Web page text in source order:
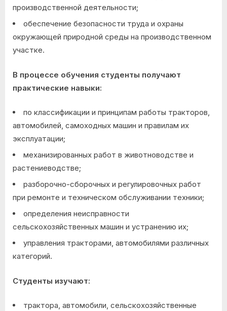
производственной деятельности;
обеспечение безопасности труда и охраны
окружающей природной среды на производственном
участке.
В процессе обучения студенты получают
практические навыки:
по классификации и принципам работы тракторов,
автомобилей, самоходных машин и правилам их
эксплуатации;
механизированных работ в животноводстве и
растениеводстве;
разборочно-сборочных и регулировочных работ
при ремонте и техническом обслуживании техники;
определения неисправности
сельскохозяйственных машин и устранению их;
управления тракторами, автомобилями различных
категорий.
Студенты изучают:
трактора, автомобили, сельскохозяйственные